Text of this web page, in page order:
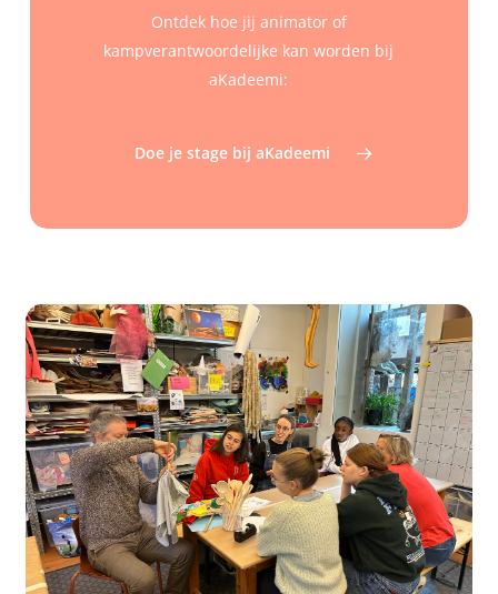
Ontdek hoe jij animator of
kampverantwoordelijke kan worden bij
aKadeemi:
Doe je stage bij aKadeemi